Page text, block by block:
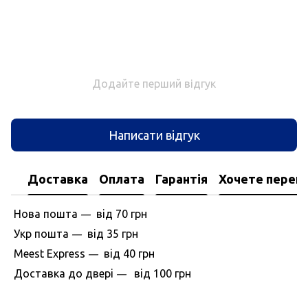
Додайте перший відгук
Написати відгук
Доставка Оплата Гарантія Хочете
Нова пошта — вiд 70 грн
Укр пошта — вiд 35 грн
Meest Express — вiд 40 грн
Доставка до дверi —вiд 100 грн